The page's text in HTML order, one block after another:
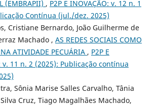
(EMBRAPII) , P2P E INOVAÇÃO: v. 12 n. 1
Contínua (jul./dez. 2025)
Cristiane Bernardo, João Guilherme de
Machado , AS REDES SOCIAIS COMO
ATIVIDADE PECUÁRIA , P2P E
v. 11 n. 2 (2025): Publicação contínua
Sônia Marise Salles Carvalho, Tânia
Cruz, Tiago Magalhães Machado,